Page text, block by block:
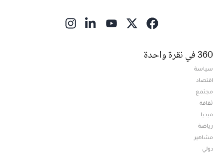
360 في نقرة واحدة
سياسة
اقتصاد
مجتمع
ثقافة
ميديا
رياضة
مشاهير
دولي